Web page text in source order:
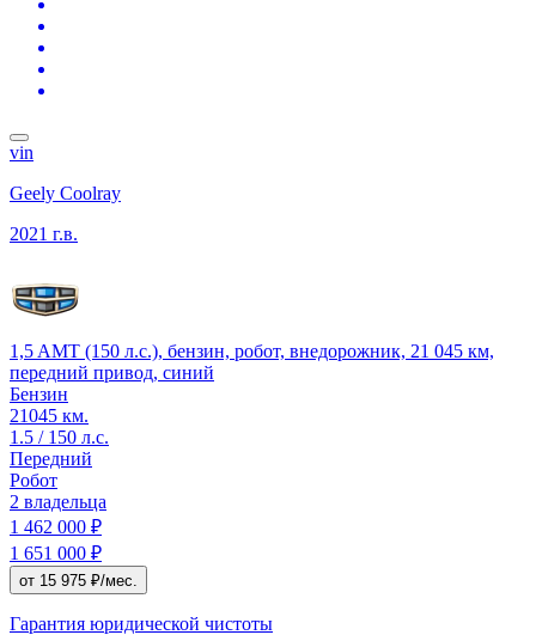
vin
Geely Coolray
2021 г.в.
1,5 AMT (150 л.с.), бензин, робот, внедорожник, 21 045 км,
передний привод, синий
Бензин
21045 км.
1.5 / 150 л.с.
Передний
Робот
2 владельца
1 462 000 ₽
1 651 000 ₽
от 15 975 ₽/мес.
Гарантия юридической чистоты